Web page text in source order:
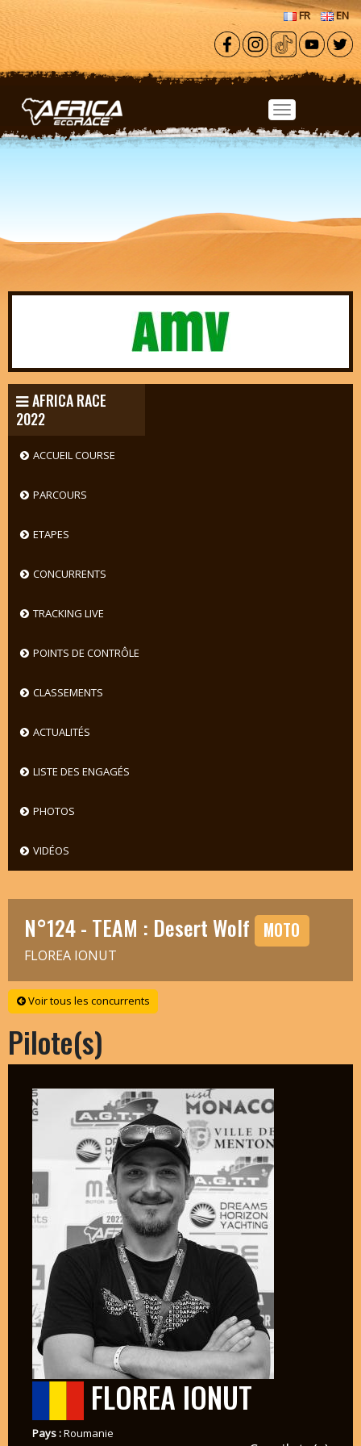
Aller au contenu principal
FR EN
AFRICA RACE
2022
ACCUEIL COURSE
PARCOURS
ETAPES
CONCURRENTS
TRACKING LIVE
POINTS DE CONTRÔLE
CLASSEMENTS
ACTUALITÉS
LISTE DES ENGAGÉS
PHOTOS
VIDÉOS
N°124 - TEAM : Desert Wolf MOTO
FLOREA IONUT
Voir tous les concurrents
Pilote(s)
FLOREA IONUT
Pays :Roumanie